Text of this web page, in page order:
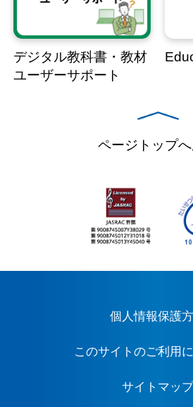
デジタル教科書・教材
ユーザーサポート
ページトップ
個人情報保護
このサイトのご利用
サイトマップ